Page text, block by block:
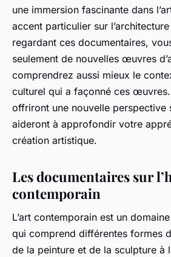
une immersion fascinante dans
accent particulier sur
regardant ces documentaires,
seulement de nouvelles œuvres
comprendrez aussi mieux le
culturel qui a façonné ces
offriront une nouvelle perspective
aideront à approfondir votre
création artistique.
Les documentaires sur
contemporain
L’art contemporain est un
qui comprend différentes formes
de la peinture et de la sculpture à